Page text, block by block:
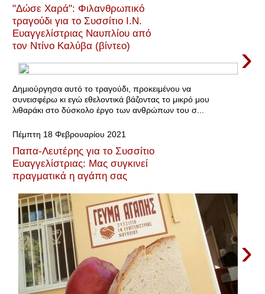
"Δώσε Χαρά": Φιλανθρωπικό
τραγούδι για το Συσσίτιο Ι.Ν.
Ευαγγελίστριας Ναυπλίου από
τον Ντίνο Καλύβα (βίντεο)
›
Δημιούργησα αυτό το τραγούδι, προκειμένου να
συνεισφέρω κι εγώ εθελοντικά βάζοντας το μικρό μου
λιθαράκι στο δύσκολο έργο των ανθρώπων του σ...
Πέμπτη 18 Φεβρουαρίου 2021
Παπα-Λευτέρης για το Συσσίτιο
Ευαγγελίστριας: Μας συγκινεί
πραγματικά η αγάπη σας
›